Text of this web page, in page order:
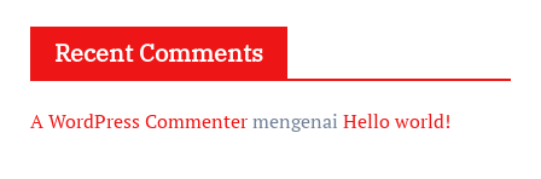
Recent Comments
A WordPress Commentermengenai Hello world!